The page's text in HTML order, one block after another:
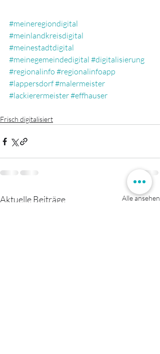
#meineregiondigital
#meinlandkreisdigital
#meinestadtdigital
#meinegemeindedigital #digitalisierung
#regionalinfo #regionalinfoapp
#lappersdorf#malermeister
#lackierermeister#effhauser
Frisch digitalisiert
Aktuelle Beiträge Alle ansehen